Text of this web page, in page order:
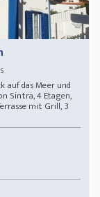
auf das Meer und
Sintra, 4 Etagen,
mit Grill, 3